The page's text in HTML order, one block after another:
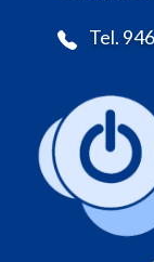
Tel.